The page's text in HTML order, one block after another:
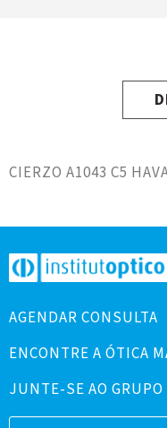
CIERZO A1043 C5
AGENDAR CONSULTA
ENCONTRE A ÓTICA
JUNTE-SE AO GRUPO